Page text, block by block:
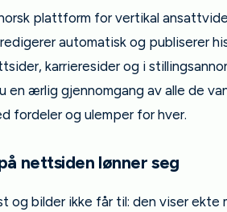
plattform for vertikal
automatisk og publiserer
karrieresider og i
en ærlig gjennomgang av alle de
fordeler og ulemper for hver.
nettsiden lønner seg
og bilder ikke får til: den viser ekte